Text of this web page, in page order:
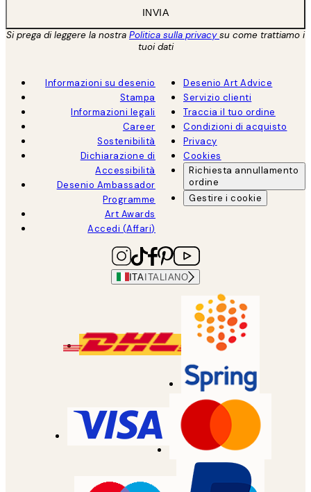
INVIA
Si prega di leggere la nostra Politica sulla privacysu come trattiamo i
tuoi dati
Informazioni su desenio
Stampa
Informazioni legali
Career
Sostenibilità
Dichiarazione di
Accessibilità
Desenio Ambassador
Programme
Art Awards
Accedi (Affari)
Desenio Art Advice
Servizio clienti
Traccia il tuo ordine
Condizioni di acquisto
Privacy
Cookies
Richiesta annullamento
ordine
Gestire i cookie
ITAITALIANO